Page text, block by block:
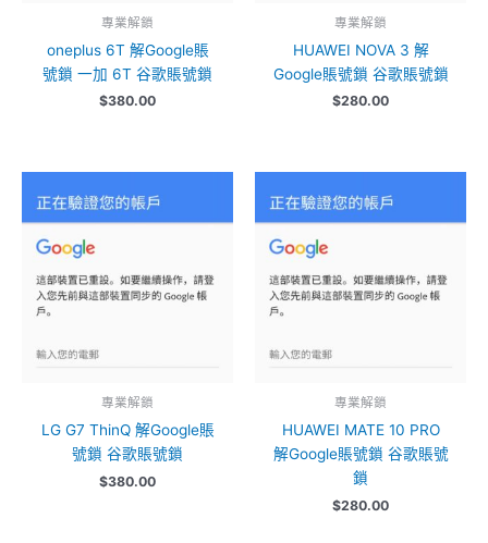
專業解鎖
oneplus 6T 解Google賬
號鎖 一加 6T 谷歌賬號鎖
$380.00
專業解鎖
HUAWEI NOVA 3 解
Google賬號鎖 谷歌賬號鎖
$280.00
專業解鎖
LG G7 ThinQ 解Google賬
號鎖 谷歌賬號鎖
$380.00
專業解鎖
HUAWEI MATE 10 PRO
解Google賬號鎖 谷歌賬號
鎖
$280.00